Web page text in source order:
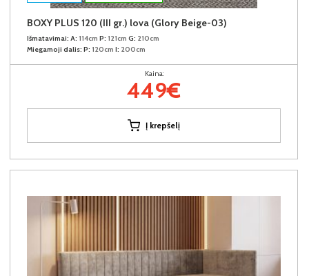
BOXY PLUS 120 (III gr.) lova (Glory Beige-03)
Išmatavimai: A: 114cm P: 121cm G: 210cm
Miegamoji dalis: P: 120cm I: 200cm
Kaina:
449€
Į krepšelį